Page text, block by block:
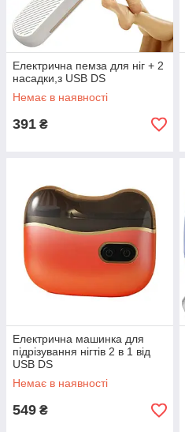
Електрична пемза для ніг + 2
насадки,з USB DS
Немає в наявності
391 ₴
Електрична машинка для
підрізування нігтів 2 в 1 від
USB DS
Немає в наявності
549 ₴